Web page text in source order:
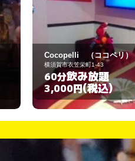
パール
横須賀市若松町3-7-6
60分飲み放題
3,000円(税込)